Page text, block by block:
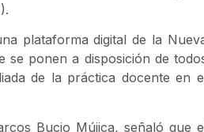
plataforma digital de la
se ponen a disposición de
de la práctica docente en
Bucio Mújica, señaló que